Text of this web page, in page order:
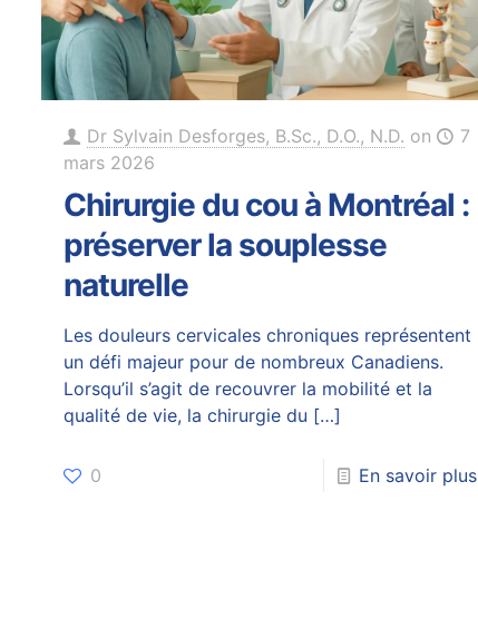
Dr Sylvain Desforges, B.Sc., D.O., N.D. on
7
mars 2026
Chirurgie du cou à Montréal :
préserver la souplesse
naturelle
Les douleurs cervicales chroniques représentent
un défi majeur pour de nombreux Canadiens.
Lorsqu’il s’agit de recouvrer la mobilité et la
qualité de vie, la chirurgie du […]
0 En savoir plus